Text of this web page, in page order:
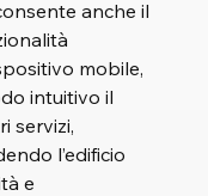
anche il
mobile,
intuitivo il
servizi,
l’edificio
e